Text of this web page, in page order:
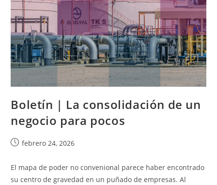
Boletín | La consolidación de un
negocio para pocos
febrero 24, 2026
El mapa de poder no convenional parece haber encontrado
su centro de gravedad en un puñado de empresas. Al